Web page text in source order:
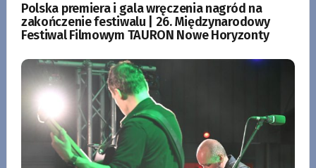
Polska premiera i gala wręczenia nagród na
zakończenie festiwalu | 26. Międzynarodowy
Festiwal Filmowym TAURON Nowe Horyzonty